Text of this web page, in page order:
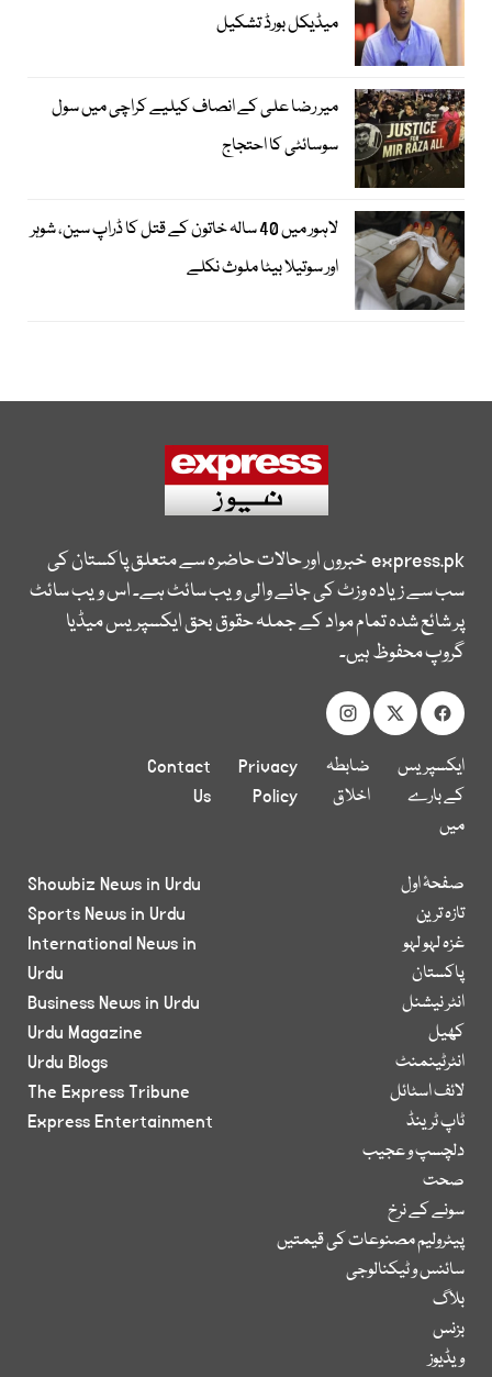
میڈیکل بورڈ تشکیل
میر رضا علی کے انصاف کیلیے کراچی میں سول
سوسائٹی کا احتجاج
لاہور میں 40 سالہ خاتون کے قتل کا ڈراپ سین، شوہر
اور سوتیلا بیٹا ملوث نکلے
express.pkخبروں اور حالات حاضرہ سے متعلق پاکستان کی
سب سے زیادہ وزٹ کی جانے والی ویب سائٹ ہے۔ اس ویب سائٹ
پر شائع شدہ تمام مواد کے جملہ حقوق بحق ایکسپریس میڈیا
گروپ محفوظ ہیں۔
ایکسپریس
کے بارے
میں
ضابطہ
اخلاق
Privacy
Policy
Contact
Us
صفحۂ اول
تازہ ترین
غزہ لہو لہو
پاکستان
انٹر نیشنل
کھیل
انٹرٹینمنٹ
لائف اسٹائل
ٹاپ ٹرینڈ
دلچسپ و عجیب
صحت
سونے کے نرخ
پیٹرولیم مصنوعات کی قیمتیں
سائنس و ٹیکنالوجی
بلاگ
بزنس
ویڈیوز
Showbiz News in Urdu
Sports News in Urdu
International News in
Urdu
Business News in Urdu
Urdu Magazine
Urdu Blogs
The Express Tribune
Express Entertainment